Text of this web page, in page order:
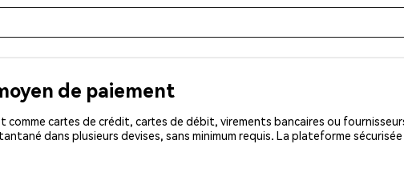
de paiement
comme cartes de crédit, cartes de débit, virements bancaires ou
dans plusieurs devises, sans minimum requis. La plateforme sécurisée